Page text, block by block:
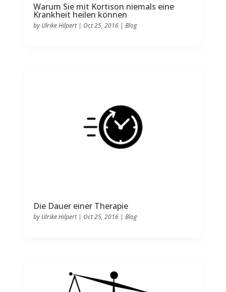
Warum Sie mit Kortison niemals eine
Krankheit heilen können
by Ulrike Hilpert| Oct 25, 2016| Blog
Die Dauer einer Therapie
by Ulrike Hilpert| Oct 25, 2016| Blog